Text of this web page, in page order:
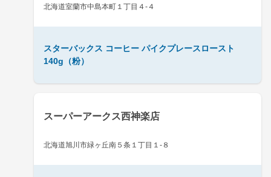
北海道室蘭市中島本町１丁目４-４
スターバックス コーヒー パイクプレースロースト
140g（粉）
スーパーアークス西神楽店
北海道旭川市緑ヶ丘南５条１丁目１-８